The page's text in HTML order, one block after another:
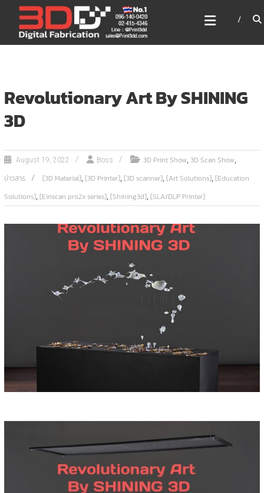
content
3DD DIGITAL FABRICATION
เครื่องพิมพ์3มิติ สแกนเนอร์
เลเซอร์
Revolutionary Art By SHINING
3D
August 19, 2022 Boss 3D Print Show,3D Scan Show,
ข่าวสาร [3D Material],[3D Printer],[3D scanner],[Art Solutions],[Education
Solutions],[Einscan pro2x series],[Shining3d],[SLA/DLP Printer]